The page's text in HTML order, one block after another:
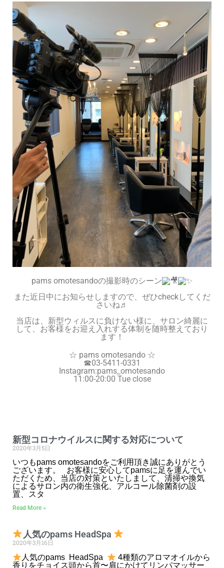
pams omotesandoの撮影時のシーン
また近日中にお知らせしますので、 ぜひcheckしてくだ
さいね♬
当店は、新型ウィルスに負けない様に、サロン綺麗に
して、 お客様をお迎え入れする体制を随時整えており
ます！
☆ pams omotesando ☆
☎︎03-5411-0331
Instagram:pams_omotesando
11:00-20:00 Tue close
新型コロナウイルスに関する対応について
2020年3月5日
いつもpams omotesandoをご利用頂き誠にありがとう
ございます。 お客様に安心してpamsに足を運んでい
ただくため、当店の対策といたしまして、清掃や換気
によるサロン内の衛生強化、アルコール除菌剤の設
置、スタ
Read More »
人気のpams HeadSpa
2020年3月16日
人気のpams HeadSpa
4種類のアロマオイルから
香りをチョイス頭から首〜肩にかけてリンパマッサー